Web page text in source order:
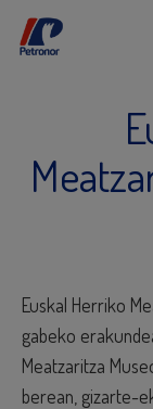
Euskal Herriko
gabeko
Meatzaritza
berean, gizarte-